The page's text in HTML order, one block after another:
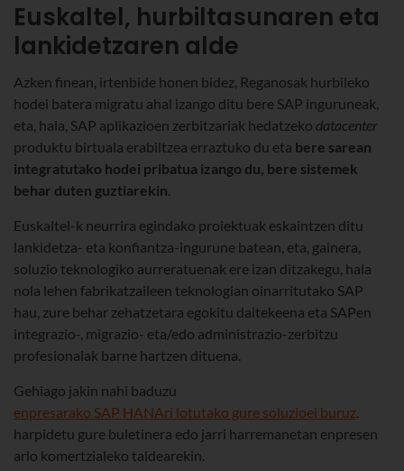
Euskaltel, hurbiltasunaren eta
lankidetzaren alde
Azken finean, irtenbide honen bidez, Reganosak hurbileko
hodei batera migratu ahal izango ditu bere SAP inguruneak,
eta, hala, SAP aplikazioen zerbitzariak hedatzeko datacenter
produktu birtuala erabiltzea erraztuko du eta bere sarean
integratutako hodei pribatua izango du, bere sistemek
behar duten guztiarekin.
Euskaltel-k neurrira egindako proiektuak eskaintzen ditu
lankidetza- eta konfiantza-ingurune batean, eta, gainera,
soluzio teknologiko aurreratuenak ere izan ditzakegu, hala
nola lehen fabrikatzaileen teknologian oinarritutako SAP
hau, zure behar zehatzetara egokitu daitekeena eta SAPen
integrazio-, migrazio- eta/edo administrazio-zerbitzu
profesionalak barne hartzen dituena.
Gehiago jakin nahi baduzu
enpresarako SAP HANAri lotutako gure soluzioei buruz,
harpidetu gure buletinera edo jarri harremanetan enpresen
arlo komertzialeko taldearekin.